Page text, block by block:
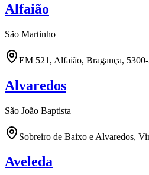
Alfaião
São Martinho
EM 521, Alfaião, Bragança,
Alvaredos
São João Baptista
Sobreiro de Baixo e Alvaredos,
Aveleda